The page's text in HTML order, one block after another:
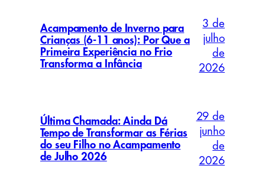
Acampamento de Inverno para
Crianças (6-11 anos): Por Que a
Primeira Experiência no Frio
Transforma a Infância
3 de
julho
de
2026
Última Chamada: Ainda Dá
Tempo de Transformar as Férias
do seu Filho no Acampamento
de Julho 2026
29 de
junho
de
2026